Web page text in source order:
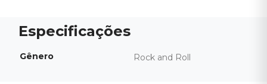
Gênero Rock and Roll